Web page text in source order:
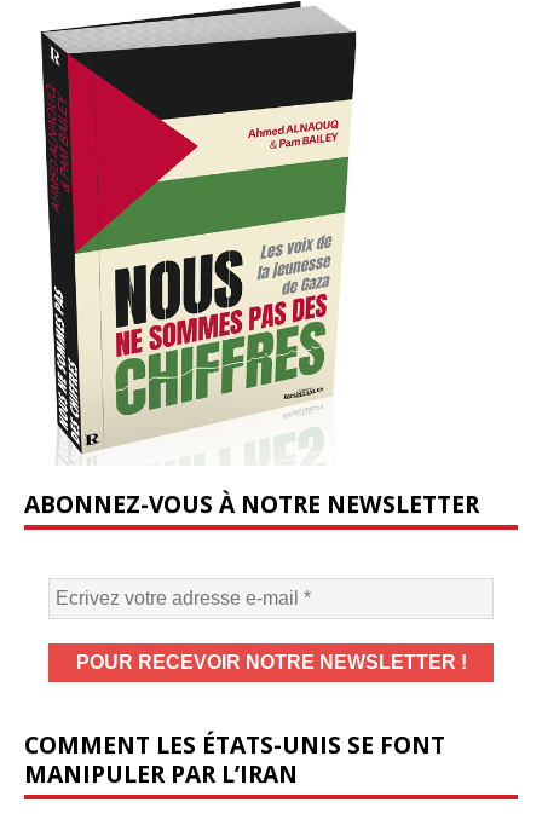
ABONNEZ-VOUS À NOTRE NEWSLETTER
COMMENT LES ÉTATS-UNIS SE FONT
MANIPULER PAR L’IRAN